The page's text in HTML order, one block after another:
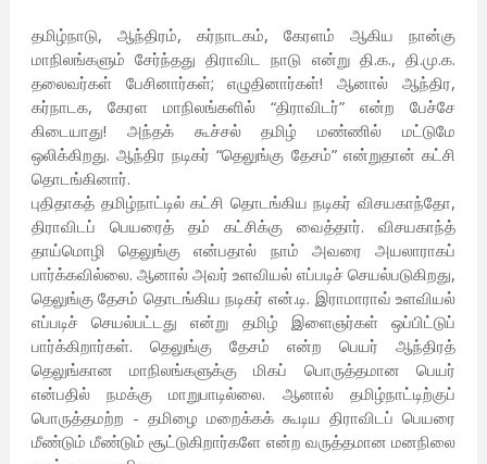
தமிழ்நாடு, ஆந்திரம், கர்நாடகம், கேரளம் ஆகிய நான்கு
மாநிலங்களும் சேர்ந்தது திராவிட நாடு என்று தி.க., தி.மு.க.
தலைவர்கள் பேசினார்கள்; எழுதினார்கள்! ஆனால் ஆந்திர,
கர்நாடக, கேரள மாநிலங்களில் “திராவிடர்” என்ற பேச்சே
கிடையாது! அந்தக் கூச்சல் தமிழ் மண்ணில் மட்டுமே
ஒலிக்கிறது. ஆந்திர நடிகர் “தெலுங்கு தேசம்” என்றுதான் கட்சி
தொடங்கினார்.
புதிதாகத் தமிழ்நாட்டில் கட்சி தொடங்கிய நடிகர் விசயகாந்தோ,
திராவிடப் பெயரைத் தம் கட்சிக்கு வைத்தார். விசயகாந்த்
தாய்மொழி தெலுங்கு என்பதால் நாம் அவரை அயலாராகப்
பார்க்கவில்லை. ஆனால் அவர் உளவியல் எப்படிச் செயல்படுகிறது,
தெலுங்கு தேசம் தொடங்கிய நடிகர் என்.டி. இராமாராவ் உளவியல்
எப்படிச் செயல்பட்டது என்று தமிழ் இளைஞர்கள் ஒப்பிட்டுப்
பார்க்கிறார்கள். தெலுங்கு தேசம் என்ற பெயர் ஆந்திரத்
தெலுங்கான மாநிலங்களுக்கு மிகப் பொருத்தமான பெயர்
என்பதில் நமக்கு மாறுபாடில்லை. ஆனால் தமிழ்நாட்டிற்குப்
பொருத்தமற்ற - தமிழை மறைக்கக் கூடிய திராவிடப் பெயரை
மீண்டும் மீண்டும் சூட்டுகிறார்களே என்ற வருத்தமான மனநிலை